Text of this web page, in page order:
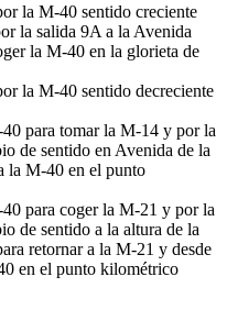
la M-40 sentido creciente
la salida 9A a la Avenida
la M-40 en la glorieta de
la M-40 sentido decreciente
para tomar la M-14 y por la
de sentido en Avenida de la
la M-40 en el punto
para coger la M-21 y por la
de sentido a la altura de la
retornar a la M-21 y desde
en el punto kilométrico